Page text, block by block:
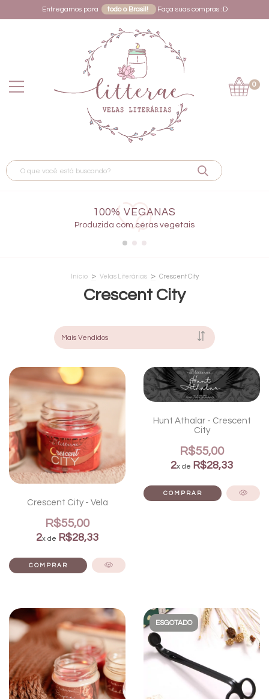
Entregamos para todo o Brasil! Faça suas compras :D
0
100% VEGANAS
Produzida com ceras vegetais
Início > Velas Literárias > Crescent City
Crescent City
Crescent City - Vela
R$55,00
2x de R$28,33
Hunt Athalar - Crescent
City
R$55,00
2x de R$28,33
ESGOTADO